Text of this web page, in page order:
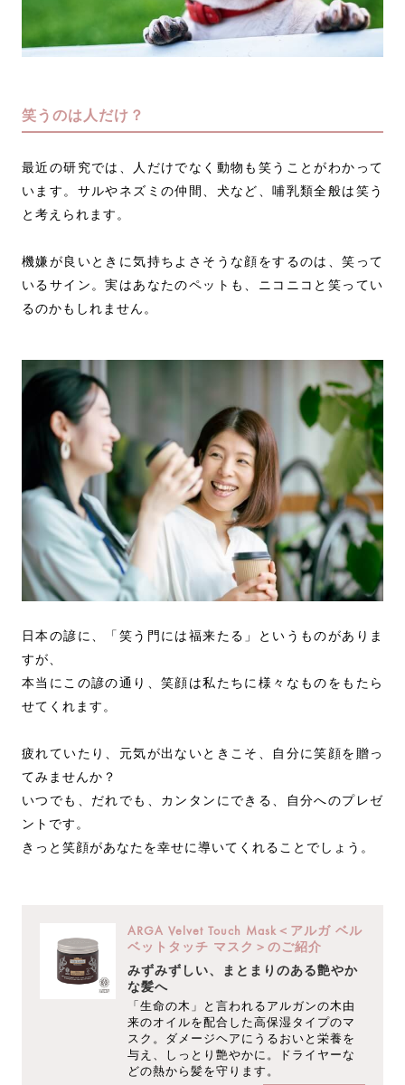
笑うのは人だけ？
最近の研究では、人だけでなく動物も笑うことがわかって
います。サルやネズミの仲間、犬など、哺乳類全般は笑う
と考えられます。
機嫌が良いときに気持ちよさそうな顔をするのは、笑って
いるサイン。実はあなたのペットも、ニコニコと笑ってい
るのかもしれません。
日本の諺に、「笑う門には福来たる」というものがありま
すが、
本当にこの諺の通り、笑顔は私たちに様々なものをもたら
せてくれます。
疲れていたり、元気が出ないときこそ、自分に笑顔を贈っ
てみませんか？
いつでも、だれでも、カンタンにできる、自分へのプレゼ
ントです。
きっと笑顔があなたを幸せに導いてくれることでしょう。
ARGA Velvet Touch Mask＜アルガ ベル
ベットタッチ マスク＞のご紹介
みずみずしい、まとまりのある艶やか
な髪へ
「生命の木」と言われるアルガンの木由
来のオイルを配合した高保湿タイプのマ
スク。ダメージヘアにうるおいと栄養を
与え、しっとり艶やかに。ドライヤーな
どの熱から髪を守ります。